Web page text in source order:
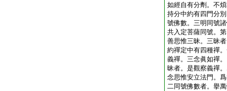
如經自有分劑。不
持分中約有四門分
號佛數。三明同號
共入定菩薩同號。
善思惟三昧。三昧
約禪定中有四種禪
義禪。三念眞如禪
昧者。是觀察義禪
念思惟安立法門。
二同號佛數者。擧